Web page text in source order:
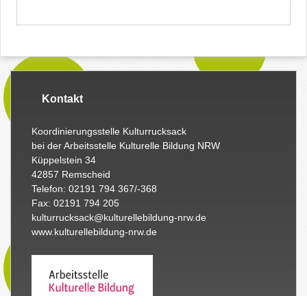
Kontakt
Koordinierungsstelle Kulturrucksack
bei der Arbeitsstelle Kulturelle Bildung NRW
Küppelstein 34
42857 Remscheid
Telefon: 02191 794 367/-368
Fax: 02191 794 205
kulturrucksack@kulturellebildung-nrw.de
www.kulturellebildung-nrw.de